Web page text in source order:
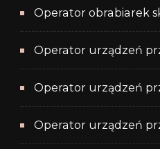
Operator obrabiarek
Operator urządzeń
Operator urządzeń
Operator urządzeń